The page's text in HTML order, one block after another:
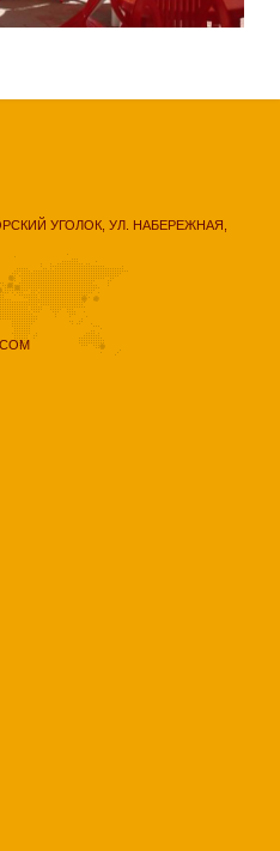
УГОЛОК, УЛ. НАБЕРЕЖНАЯ,